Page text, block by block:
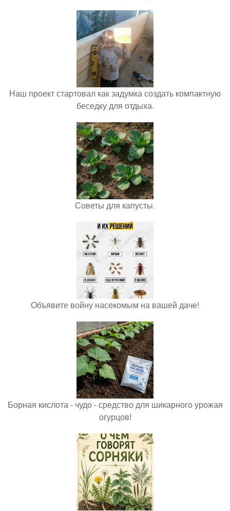
Наш проект стартовал как задумка создать компактную
беседку для отдыха.
Советы для капусты.
Объявите войну насекомым на вашей даче!
Борная кислота - чудо - средство для шикарного урожая
огурцов!